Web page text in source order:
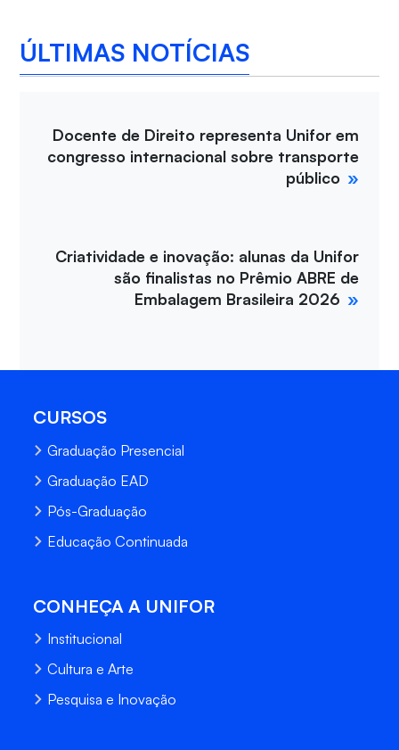
ÚLTIMAS NOTÍCIAS
Docente de Direito representa Unifor em
congresso internacional sobre transporte
público
Criatividade e inovação: alunas da Unifor
são finalistas no Prêmio ABRE de
Embalagem Brasileira 2026
CURSOS
Graduação Presencial
Graduação EAD
Pós-Graduação
Educação Continuada
CONHEÇA A UNIFOR
Institucional
Cultura e Arte
Pesquisa e Inovação